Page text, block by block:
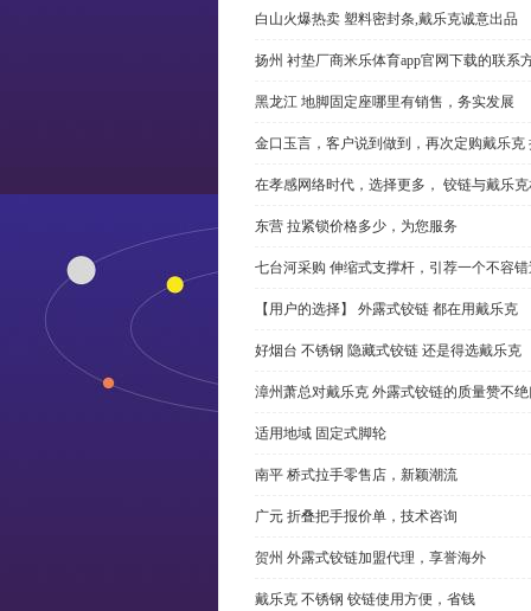
白山火爆热卖 塑料密封条,戴乐克诚意出品
扬州 衬垫厂商米乐体育app官网下载的联系
黑龙江 地脚固定座哪里有销售，务实发展
金口玉言，客户说到做到，再次定购戴乐克
在孝感网络时代，选择更多， 铰链与戴乐
东营 拉紧锁价格多少，为您服务
七台河采购 伸缩式支撑杆，引荐一个不容
【用户的选择】 外露式铰链 都在用戴乐克
好烟台 不锈钢 隐藏式铰链 还是得选戴乐克
漳州萧总对戴乐克 外露式铰链的质量赞不
适用地域 固定式脚轮
南平 桥式拉手零售店，新颖潮流
广元 折叠把手报价单，技术咨询
贺州 外露式铰链加盟代理，享誉海外
戴乐克 不锈钢 铰链使用方便，省钱